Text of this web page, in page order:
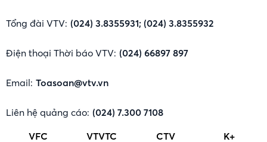
Tổng đài VTV: (024) 3.8355931; (024) 3.8355932
Điện thoại Thời báo VTV: (024) 66897 897
Email: Toasoan@vtv.vn
Liên hệ quảng cáo: (024) 7.300 7108
VFC
VTVTC CTV K+